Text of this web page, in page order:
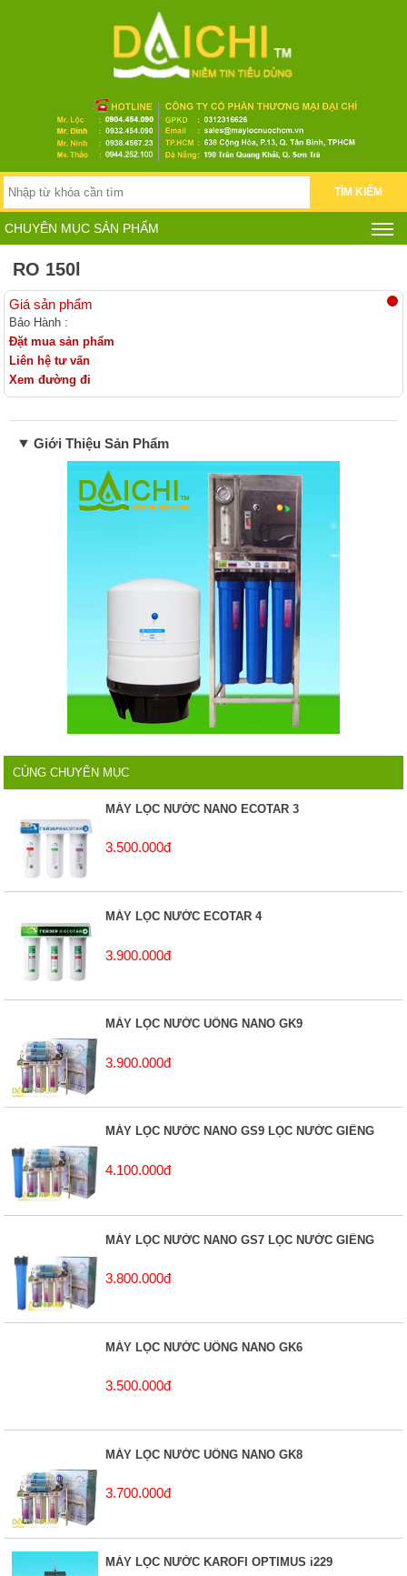
TÌM KIẾM
CHUYÊN MỤC SẢN PHẨM
RO 150l
Giá sản phẩm
Bảo Hành :
Đặt mua sản phẩm
Liên hệ tư vấn
Xem đường đi
Giới Thiệu Sản Phẩm
CÙNG CHUYÊN MỤC
MÁY LỌC NƯỚC NANO ECOTAR 3
3.500.000đ
MÁY LỌC NƯỚC ECOTAR 4
3.900.000đ
MÁY LỌC NƯỚC UỐNG NANO GK9
3.900.000đ
MÁY LỌC NƯỚC NANO GS9 LỌC NƯỚC GIẾNG
4.100.000đ
MÁY LỌC NƯỚC NANO GS7 LỌC NƯỚC GIẾNG
3.800.000đ
MÁY LỌC NƯỚC UỐNG NANO GK6
3.500.000đ
MÁY LỌC NƯỚC UỐNG NANO GK8
3.700.000đ
MÁY LỌC NƯỚC KAROFI OPTIMUS i229